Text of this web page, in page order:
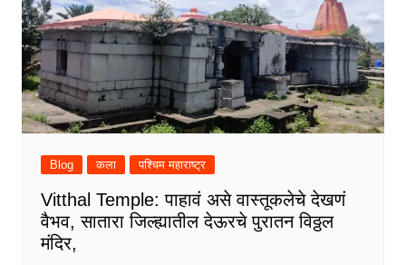
Blog कला पश्चिम महाराष्ट्र
Vitthal Temple: पाहावं असे वास्तूकलेचे देखणं
वैभव, सातारा जिल्ह्यातील देऊरचे पुरातन विठ्ठल
मंदिर,